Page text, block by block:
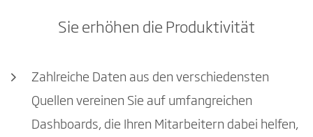
Sie erhöhen die Produktivität
Zahlreiche Daten aus den verschiedensten
Quellen vereinen Sie auf umfangreichen
Dashboards, die Ihren Mitarbeitern dabei helfen,